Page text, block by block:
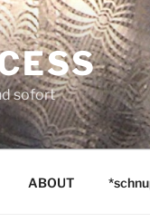
sofort
ABOUT